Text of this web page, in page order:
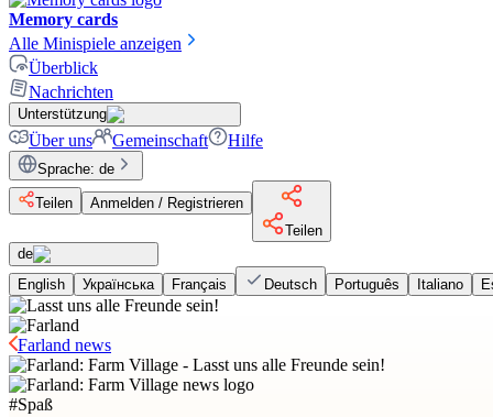
Memory cards
Alle Minispiele anzeigen
Überblick
Nachrichten
Unterstützung
Über uns Gemeinschaft Hilfe
Sprache: de
Teilen
Anmelden / Registrieren
Teilen
de
English
Українська Français Deutsch Português Italiano
Farland news
#Spaß